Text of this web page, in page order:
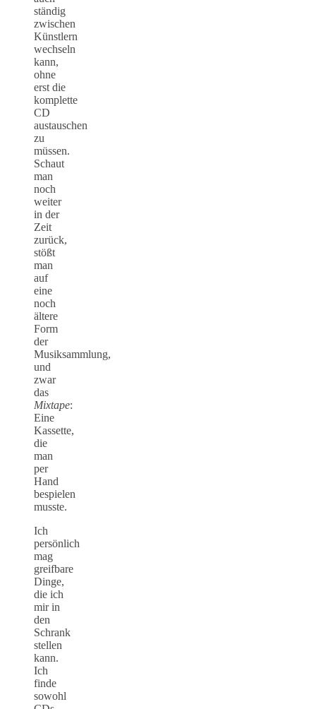
ständig
zwischen
Künstlern
wechseln
kann,
ohne
erst die
komplette
CD
austauschen
zu
müssen.
Schaut
man
noch
weiter
in der
Zeit
zurück,
stößt
man
auf
eine
noch
ältere
Form
der
Musiksammlung,
und
zwar
das
Mixtape:
Eine
Kassette,
die
man
per
Hand
bespielen
musste.
Ich
persönlich
mag
greifbare
Dinge,
die ich
mir in
den
Schrank
stellen
kann.
Ich
finde
sowohl